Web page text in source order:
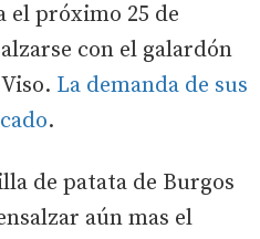
el próximo 25 de
con el galardón
La demanda de sus
.
de patata de Burgos
aún mas el